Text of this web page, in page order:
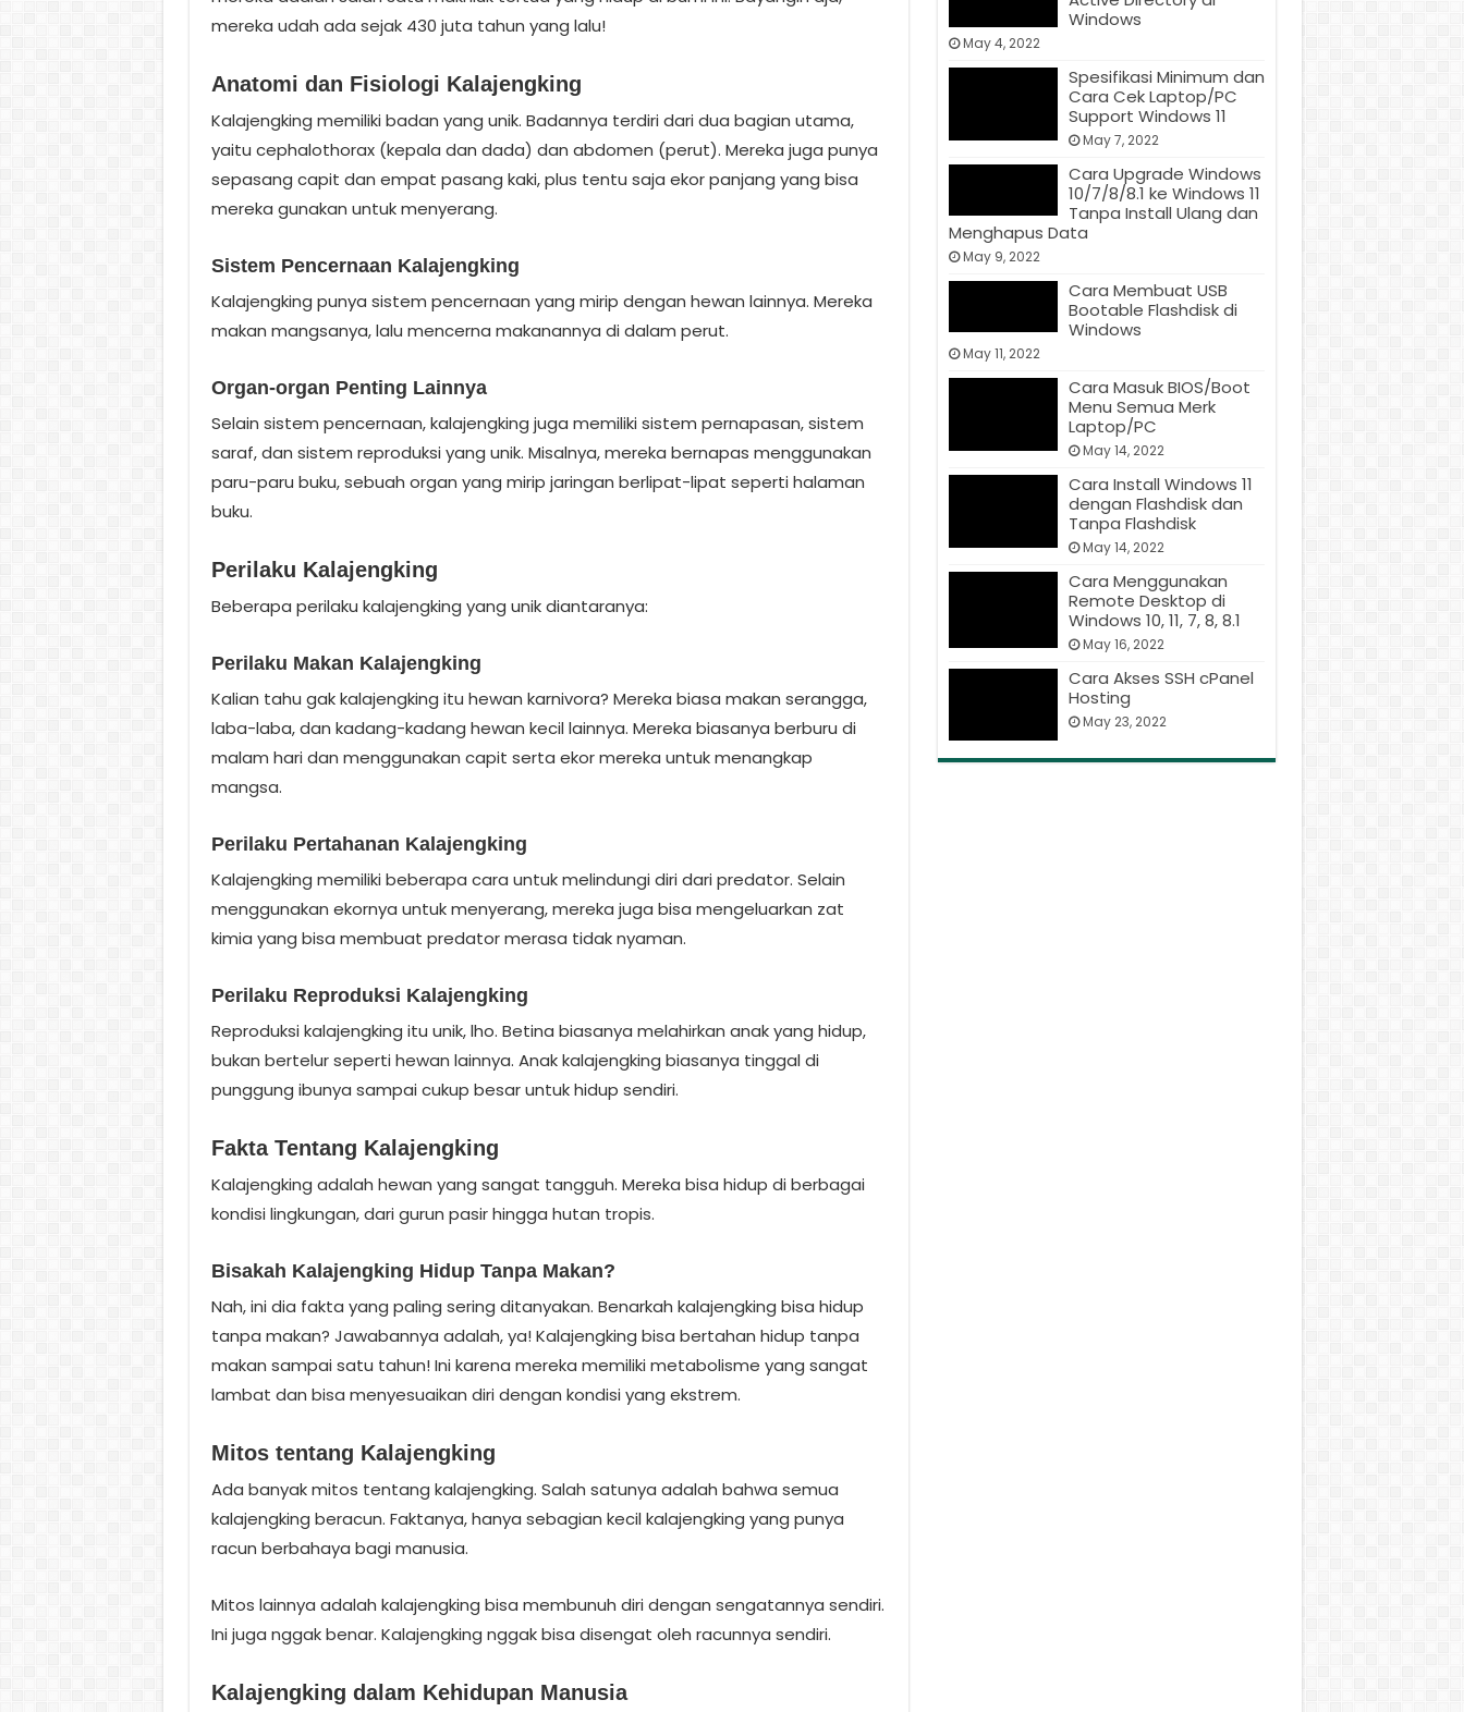
mereka udah ada sejak 430 juta tahun yang lalu!
Anatomi dan Fisiologi Kalajengking
Kalajengking memiliki badan yang unik. Badannya terdiri dari dua bagian utama,
yaitu cephalothorax (kepala dan dada) dan abdomen (perut). Mereka juga punya
sepasang capit dan empat pasang kaki, plus tentu saja ekor panjang yang bisa
mereka gunakan untuk menyerang.
Sistem Pencernaan Kalajengking
Kalajengking punya sistem pencernaan yang mirip dengan hewan lainnya. Mereka
makan mangsanya, lalu mencerna makanannya di dalam perut.
Organ-organ Penting Lainnya
Selain sistem pencernaan, kalajengking juga memiliki sistem pernapasan, sistem
saraf, dan sistem reproduksi yang unik. Misalnya, mereka bernapas menggunakan
paru-paru buku, sebuah organ yang mirip jaringan berlipat-lipat seperti halaman
buku.
Perilaku Kalajengking
Beberapa perilaku kalajengking yang unik diantaranya:
Perilaku Makan Kalajengking
Kalian tahu gak kalajengking itu hewan karnivora? Mereka biasa makan serangga,
laba-laba, dan kadang-kadang hewan kecil lainnya. Mereka biasanya berburu di
malam hari dan menggunakan capit serta ekor mereka untuk menangkap
mangsa.
Perilaku Pertahanan Kalajengking
Kalajengking memiliki beberapa cara untuk melindungi diri dari predator. Selain
menggunakan ekornya untuk menyerang, mereka juga bisa mengeluarkan zat
kimia yang bisa membuat predator merasa tidak nyaman.
Perilaku Reproduksi Kalajengking
Reproduksi kalajengking itu unik, lho. Betina biasanya melahirkan anak yang hidup,
bukan bertelur seperti hewan lainnya. Anak kalajengking biasanya tinggal di
punggung ibunya sampai cukup besar untuk hidup sendiri.
Fakta Tentang Kalajengking
Kalajengking adalah hewan yang sangat tangguh. Mereka bisa hidup di berbagai
kondisi lingkungan, dari gurun pasir hingga hutan tropis.
Bisakah Kalajengking Hidup Tanpa Makan?
Nah, ini dia fakta yang paling sering ditanyakan. Benarkah kalajengking bisa hidup
tanpa makan? Jawabannya adalah, ya! Kalajengking bisa bertahan hidup tanpa
makan sampai satu tahun! Ini karena mereka memiliki metabolisme yang sangat
lambat dan bisa menyesuaikan diri dengan kondisi yang ekstrem.
Mitos tentang Kalajengking
Ada banyak mitos tentang kalajengking. Salah satunya adalah bahwa semua
kalajengking beracun. Faktanya, hanya sebagian kecil kalajengking yang punya
racun berbahaya bagi manusia.
Mitos lainnya adalah kalajengking bisa membunuh diri dengan sengatannya sendiri.
Ini juga nggak benar. Kalajengking nggak bisa disengat oleh racunnya sendiri.
Kalajengking dalam Kehidupan Manusia
Windows
May 4, 2022
Spesifikasi Minimum dan
Cara Cek Laptop/PC
Support Windows 11
May 7, 2022
Cara Upgrade Windows
10/7/8/8.1 ke Windows 11
Tanpa Install Ulang dan
Menghapus Data
May 9, 2022
Cara Membuat USB
Bootable Flashdisk di
Windows
May 11, 2022
Cara Masuk BIOS/Boot
Menu Semua Merk
Laptop/PC
May 14, 2022
Cara Install Windows 11
dengan Flashdisk dan
Tanpa Flashdisk
May 14, 2022
Cara Menggunakan
Remote Desktop di
Windows 10, 11, 7, 8, 8.1
May 16, 2022
Cara Akses SSH cPanel
Hosting
May 23, 2022